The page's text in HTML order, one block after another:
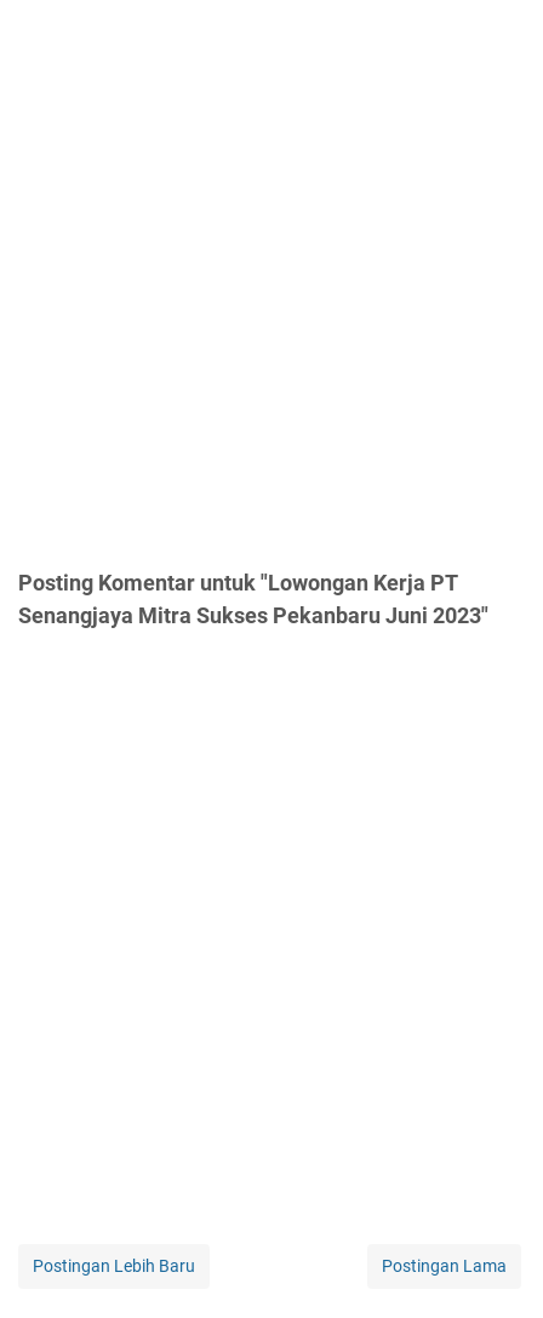
Posting Komentar untuk "Lowongan Kerja PT
Senangjaya Mitra Sukses Pekanbaru Juni 2023"
Postingan Lebih Baru Postingan Lama